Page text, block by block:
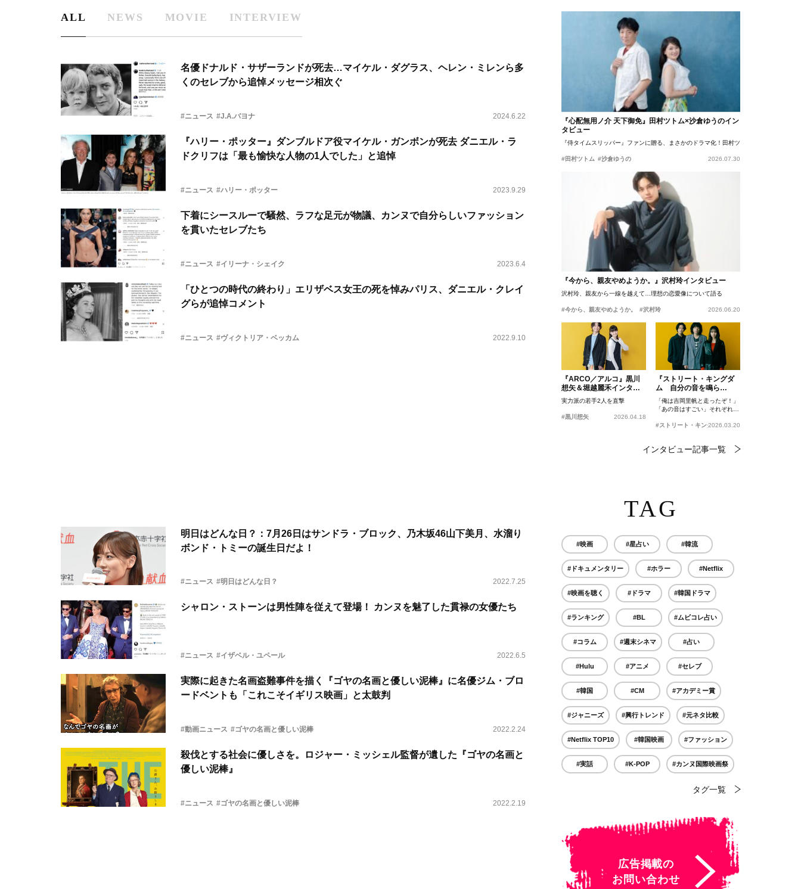
ALL NEWS MOVIE INTERVIEW
名優ドナルド・サザーランドが死去…マイケル・ダグラス、ヘレン・ミレンら多
くのセレブから追悼メッセージ相次ぐ
#ニュース #J.A.バヨナ 2024.6.22
『ハリー・ポッター』ダンブルドア役マイケル・ガンボンが死去 ダニエル・ラ
ドクリフは「最も愉快な人物の1人でした」と追悼
#ニュース #ハリー・ポッター 2023.9.29
下着にシースルーで騒然、ラフな足元が物議、カンヌで自分らしいファッション
を貫いたセレブたち
#ニュース #イリーナ・シェイク 2023.6.4
「ひとつの時代の終わり」エリザベス女王の死を悼みパリス、ダニエル・クレイ
グらが追悼コメント
#ニュース #ヴィクトリア・ベッカム 2022.9.10
明日はどんな日？：7月26日はサンドラ・ブロック、乃木坂46山下美月、水溜り
ボンド・トミーの誕生日だよ！
#ニュース #明日はどんな日？ 2022.7.25
シャロン・ストーンは男性陣を従えて登場！ カンヌを魅了した貫禄の女優たち
#ニュース #イザベル・ユペール 2022.6.5
実際に起きた名画盗難事件を描く『ゴヤの名画と優しい泥棒』に名優ジム・ブロ
ードベントも「これこそイギリス映画」と太鼓判
#動画ニュース #ゴヤの名画と優しい泥棒 2022.2.24
殺伐とする社会に優しさを。ロジャー・ミッシェル監督が遺した『ゴヤの名画と
優しい泥棒』
#ニュース #ゴヤの名画と優しい泥棒 2022.2.19
『心配無用ノ介 天下御免』田村ツトム×沙倉ゆうのイン
タビュー
『侍タイムスリッパー』ファンに贈る、まさかのドラマ化！田村ツトム×沙倉ゆうのが語
#田村ツトム #沙倉ゆうの 2026.07.30
『今から、親友やめようか。』沢村玲インタビュー
沢村玲、親友から一線を越えて…理想の恋愛像について語る
#今から、親友やめようか。 #沢村玲 2026.06.20
『ARCO／アルコ』黒川
想矢＆堀越麗禾インタビ
ュー
実力派の若手2人を直撃
#黒川想矢 2026.04.18
『ストリート・キングダ
ム 自分の音を鳴ら
せ。』峯田和伸、若葉竜
也、吉岡里帆インタビュ
ー
「俺は吉岡里帆と走ったぞ！」
「あの音はすごい」それぞれの
#ストリート・キングダム 自分の音を鳴らせ。
2026.03.20
インタビュー記事一覧
TAG
#映画 #星占い #韓流
#ドキュメンタリー #ホラー #Netflix
#映画を聴く #ドラマ #韓国ドラマ
#ランキング #BL #ムビコレ占い
#コラム #週末シネマ #占い
#Hulu #アニメ #セレブ
#韓国 #CM #アカデミー賞
#ジャニーズ #興行トレンド #元ネタ比較
#Netflix TOP10 #韓国映画 #ファッション
#実話 #K-POP #カンヌ国際映画祭
タグ一覧
広告掲載の
お問い合わせ